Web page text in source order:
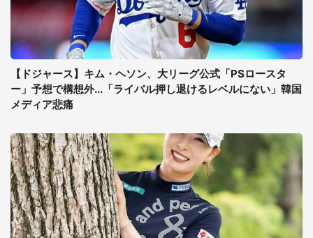
【ドジャース】キム・ヘソン、大リーグ公式「PSロースタ
ー」予想で構想外...「ライバル押し退けるレベルにない」韓国
メディア悲痛